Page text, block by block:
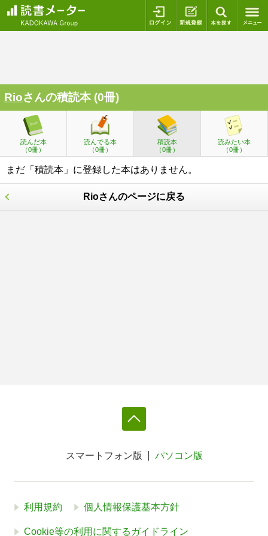
ログイン 新規登録
Rioさんの積読本 (0冊)
読んだ本
（0冊）
読んでる本
（0冊）
積読本
（0冊）
読みたい本
（0冊）
まだ「積読本」に登録した本はありません。
Rioさんのページに戻る
スマートフォン版 パソコン版
利用規約 個人情報保護基本方針
Cookie等の利用に関するガイドライン